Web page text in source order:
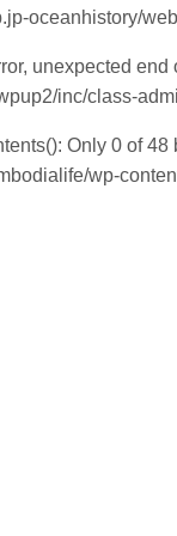
oceanhistory/
unexpected
inc/class-
Only 0 of
wp-